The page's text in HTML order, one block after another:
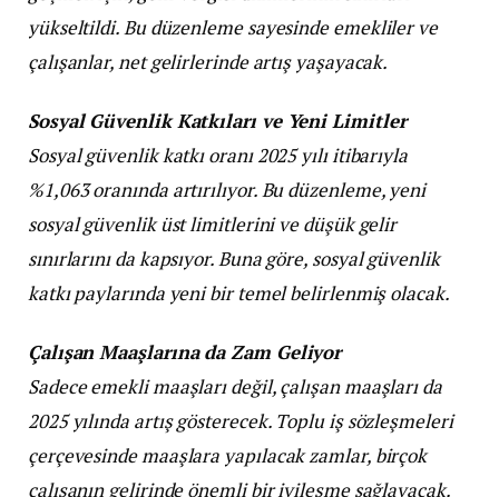
yükseltildi. Bu düzenleme sayesinde emekliler ve
çalışanlar, net gelirlerinde artış yaşayacak.
Sosyal Güvenlik Katkıları ve Yeni Limitler
Sosyal güvenlik katkı oranı 2025 yılı itibarıyla
%1,063 oranında artırılıyor. Bu düzenleme, yeni
sosyal güvenlik üst limitlerini ve düşük gelir
sınırlarını da kapsıyor. Buna göre, sosyal güvenlik
katkı paylarında yeni bir temel belirlenmiş olacak.
Çalışan Maaşlarına da Zam Geliyor
Sadece emekli maaşları değil, çalışan maaşları da
2025 yılında artış gösterecek. Toplu iş sözleşmeleri
çerçevesinde maaşlara yapılacak zamlar, birçok
çalışanın gelirinde önemli bir iyileşme sağlayacak.